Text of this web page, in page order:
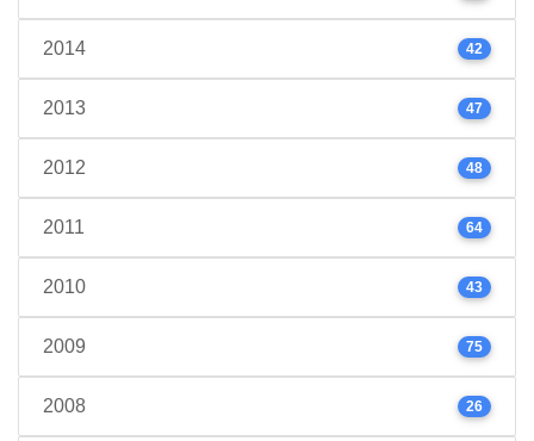
2014 42
2013 47
2012 48
2011 64
2010 43
2009 75
2008 26